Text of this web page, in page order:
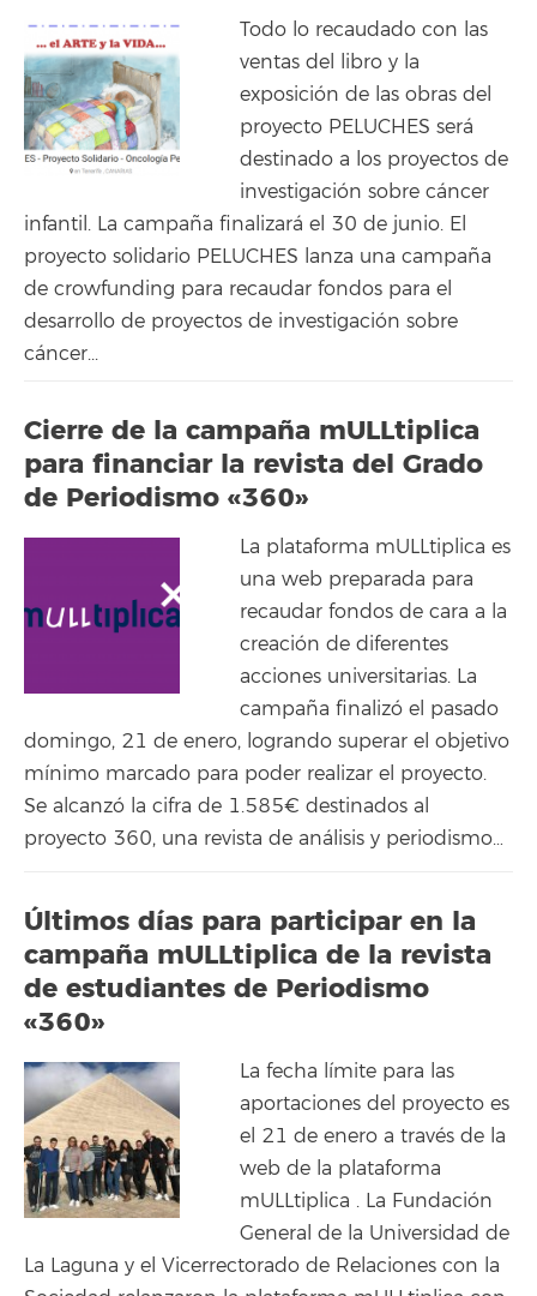
Todo lo recaudado con las
ventas del libro y la
exposición de las obras del
proyecto PELUCHES será
destinado a los proyectos de
investigación sobre cáncer
infantil. La campaña finalizará el 30 de junio. El
proyecto solidario PELUCHES lanza una campaña
de crowfunding para recaudar fondos para el
desarrollo de proyectos de investigación sobre
cáncer...
Cierre de la campaña mULLtiplica
para financiar la revista del Grado
de Periodismo «360»
La plataforma mULLtiplica es
una web preparada para
recaudar fondos de cara a la
creación de diferentes
acciones universitarias. La
campaña finalizó el pasado
domingo, 21 de enero, logrando superar el objetivo
mínimo marcado para poder realizar el proyecto.
Se alcanzó la cifra de 1.585€ destinados al
proyecto 360, una revista de análisis y periodismo…
Últimos días para participar en la
campaña mULLtiplica de la revista
de estudiantes de Periodismo
«360»
La fecha límite para las
aportaciones del proyecto es
el 21 de enero a través de la
web de la plataforma
mULLtiplica . La Fundación
General de la Universidad de
La Laguna y el Vicerrectorado de Relaciones con la